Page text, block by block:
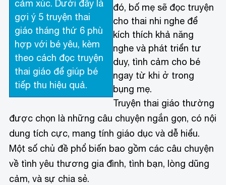
cảm xúc. Dưới đây là
gợi ý 5 truyện thai
giáo tháng thứ 6 phù
hợp với bé yêu, kèm
theo cách đọc truyện
thai giáo để giúp bé
tiếp thu hiệu quả.
đó, bố mẹ sẽ đọc truyện
cho thai nhi nghe để
kích thích khả năng
nghe và phát triển tư
duy, tình cảm cho bé
ngay từ khi ở trong
bụng mẹ.
Truyện thai giáo thường
được chọn là những câu chuyện ngắn gọn, có nội
dung tích cực, mang tính giáo dục và dễ hiểu.
Một số chủ đề phổ biến bao gồm các câu chuyện
về tình yêu thương gia đình, tình bạn, lòng dũng
cảm, và sự chia sẻ.